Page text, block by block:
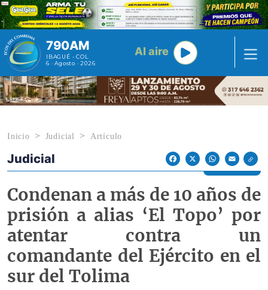
Pasar al contenido principal
790AM
IBAGUÉ - COL
6 · Agosto · 2026
Al aire
Inicio Judicial Artículo
Econoticias y Eventos
Judicial
FacebookX WhatsAppEmail
Condenan a más de 10 años de
prisión a alias ‘El Topo’ por
atentar contra un
comandante del Ejército en el
sur del Tolima